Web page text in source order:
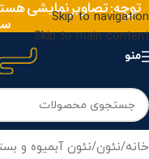
Skip to navigation
Skip to main content
توجه: تصاویر نمایشی
منو
خانه/نئون/نئون آبمیوه و